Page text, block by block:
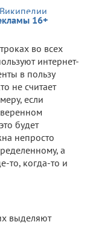
16+
во всех
интернет-
в пользу
не считает
если
будет
непросто
а
то, когда-то и
выделяют